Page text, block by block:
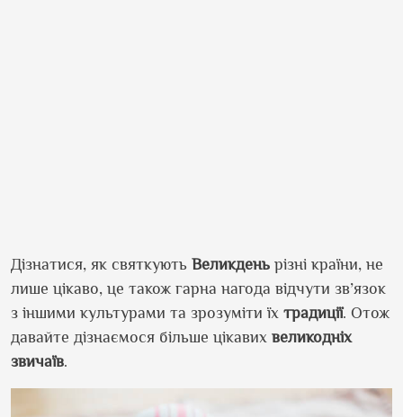
Дізнатися, як святкують Великдень різні країни, не
лише цікаво, це також гарна нагода відчути зв’язок
з іншими культурами та зрозуміти їх традиції. Отож
давайте дізнаємося більше цікавих великодніх
звичаїв.